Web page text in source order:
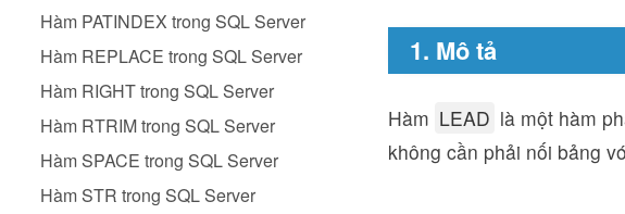
Hàm PATINDEX trong SQL Server
Hàm REPLACE trong SQL Server
Hàm RIGHT trong SQL Server
Hàm RTRIM trong SQL Server
Hàm SPACE trong SQL Server
Hàm STR trong SQL Server
1. Mô tả
Hàm LEAD là một hàm
không cần phải nối bảng